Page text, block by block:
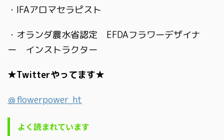
・IFAアロマセラピスト
・オランダ農水省認定 EFDAフラワーデザイナ
ー インストラクター
★Twitterやってます★
＠flowerpower_ht
よく読まれています